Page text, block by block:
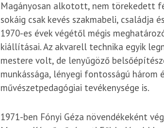
Magányosan alkotott, nem törekedett
sokáig csak kevés szakmabeli, családja
1970-es évek végétől mégis
kiállításai. Az akvarell technika egyik
mestere volt, de lenyűgöző
munkássága, lényegi fontosságú három
művészetpedagógiai tevékenysége is.
1971-ben Fónyi Géza növendékeként